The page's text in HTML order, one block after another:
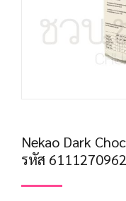
Nekao Dark
รหัส